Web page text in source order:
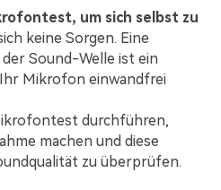
um sich selbst zu
keine Sorgen. Eine
Sound-Welle ist ein
Mikrofon einwandfrei
durchführen,
machen und diese
zu überprüfen.